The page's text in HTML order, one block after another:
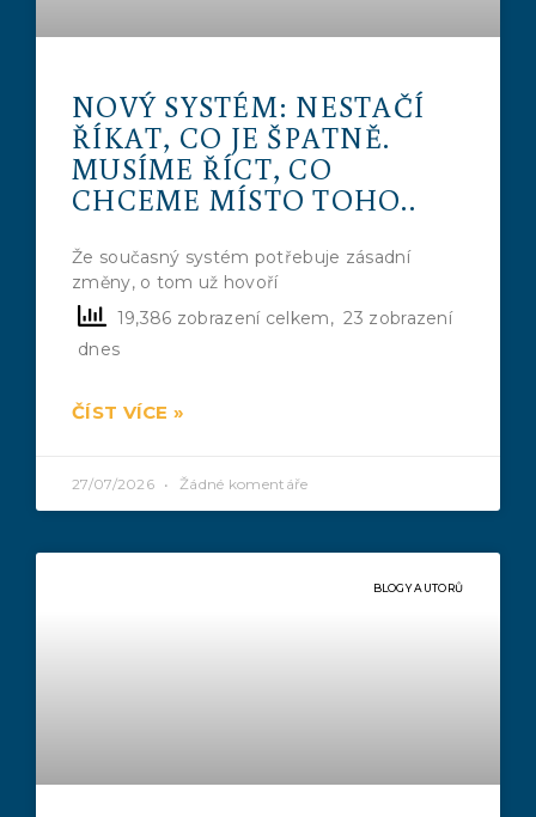
NOVÝ SYSTÉM: NESTAČÍ
ŘÍKAT, CO JE ŠPATNĚ.
MUSÍME ŘÍCT, CO
CHCEME MÍSTO TOHO..
Že současný systém potřebuje zásadní
změny, o tom už hovoří
19,386 zobrazení celkem, 23 zobrazení
dnes
ČÍST VÍCE »
27/07/2026 Žádné komentáře
BLOGY AUTORŮ